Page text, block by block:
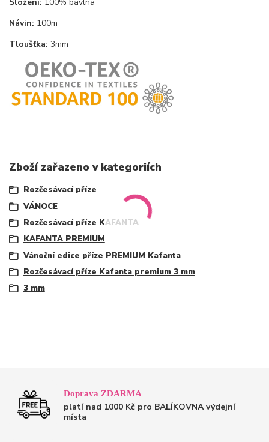
Návin: 100m
Tloušťka: 3mm
Zboží zařazeno v kategoriích
Rozčesávací příze
VÁNOCE
Rozčesávací příze KAFANTA
KAFANTA PREMIUM
Vánoční edice příze PREMIUM Kafanta
Rozčesávací příze Kafanta premium 3 mm
3 mm
Doprava ZDARMA
platí nad 1000 Kč pro BALÍKOVNA výdejní
místa